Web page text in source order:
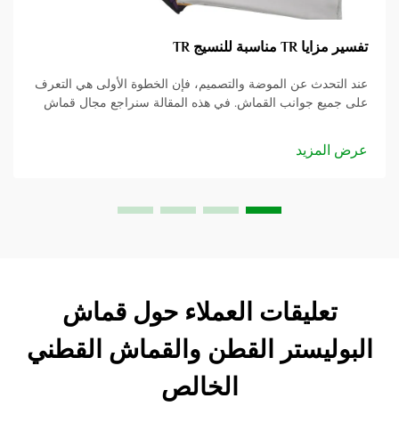
تفسير مزايا TR مناسبة للنسيج TR
عند التحدث عن الموضة والتصميم، فإن الخطوة الأولى هي التعرف
على جميع جوانب القماش. في هذه المقالة سنراجع مجال قماش
عرض المزيد
تعليقات العملاء حول قماش
البوليستر القطن والقماش القطني
الخالص